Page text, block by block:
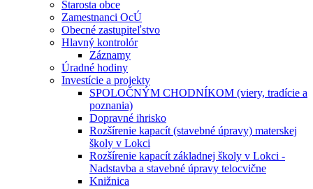
Starosta obce
Zamestnanci OcÚ
Obecné zastupiteľstvo
Hlavný kontrolór
Záznamy
Úradné hodiny
Investície a projekty
SPOLOČNÝM CHODNÍKOM (viery, tradície a
poznania)
Dopravné ihrisko
Rozšírenie kapacít (stavebné úpravy) materskej
školy v Lokci
Rozšírenie kapacít základnej školy v Lokci -
Nadstavba a stavebné úpravy telocvične
Knižnica